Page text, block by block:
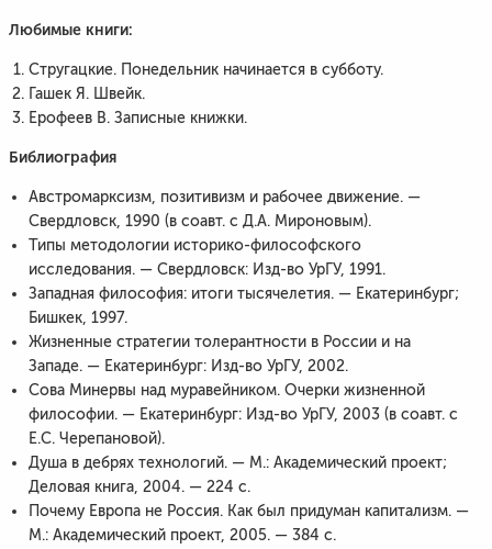
Любимые книги:
Стругацкие. Понедельник начинается в субботу.
Гашек Я. Швейк.
Ерофеев В. Записные книжки.
Библиография
Австромарксизм, позитивизм и рабочее движение. —
Свердловск, 1990 (в соавт. с Д.А. Мироновым).
Типы методологии историко-философского
исследования. — Свердловск: Изд-во УрГУ, 1991.
Западная философия: итоги тысячелетия. — Екатеринбург;
Бишкек, 1997.
Жизненные стратегии толерантности в России и на
Западе. — Екатеринбург: Изд-во УрГУ, 2002.
Сова Минервы над муравейником. Очерки жизненной
философии. — Екатеринбург: Изд-во УрГУ, 2003 (в соавт. с
Е.С. Черепановой).
Душа в дебрях технологий. — М.: Академический проект;
Деловая книга, 2004. — 224 с.
Почему Европа не Россия. Как был придуман капитализм. —
М.: Академический проект, 2005. — 384 с.